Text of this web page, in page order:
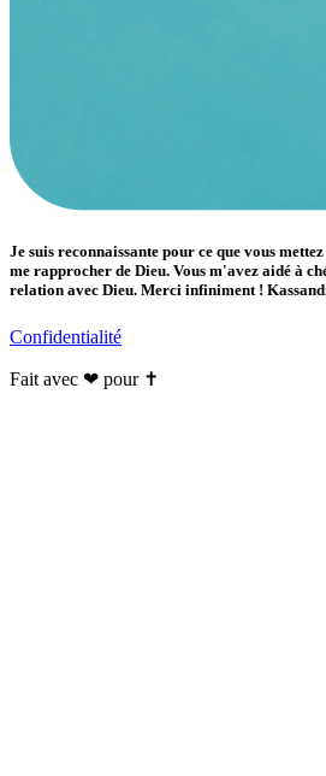
Je suis reconnaissante pour ce que vous
me rapprocher de Dieu. Vous m'avez aidé à
relation avec Dieu. Merci infiniment !
Confidentialité
Fait avec ❤ pour ✝️️